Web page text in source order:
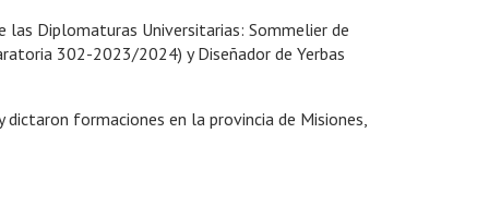
las Diplomaturas Universitarias: Sommelier de
302-2023/2024) y Diseñador de Yerbas
formaciones en la provincia de Misiones,